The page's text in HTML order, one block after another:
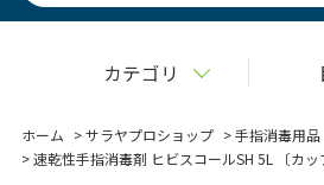
カテゴリ
ホーム >サラヤプロショップ >手指消毒用品
>速乾性手指消毒剤 ヒビスコールSH 5L 〔カッ